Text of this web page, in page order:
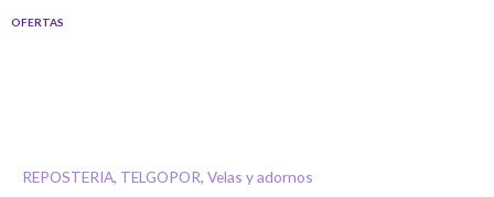
OFERTAS
REPOSTERIA, TELGOPOR, Velas y adornos